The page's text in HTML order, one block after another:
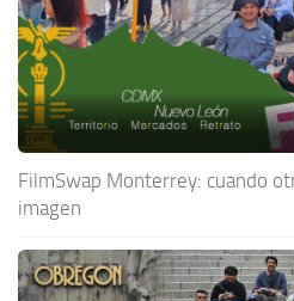
FilmSwap Monterrey: cuando
imagen